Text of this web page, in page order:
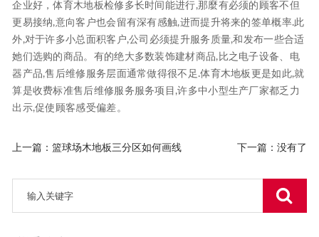
企业好，体育木地板检修多长时间能进行,那麼有必须的顾客不但
更易接纳,意向客户也会留有深有感触,进而提升将来的签单概率.此
外,对于许多小总面积客户,公司必须提升服务质量,和发布一些合适
她们选购的商品。有的绝大多数装饰建材商品,比之电子设备、电
器产品,售后维修服务层面通常做得很不足.体育木地板更是如此,就
算是收费标准售后维修服务服务项目,许多中小型生产厂家都乏力
出示,促使顾客感受偏差。
上一篇：篮球场木地板三分区如何画线 下一篇：没有了